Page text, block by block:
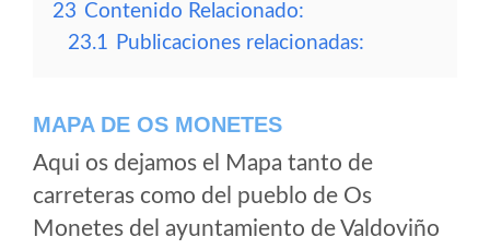
23 Contenido Relacionado:
23.1 Publicaciones relacionadas:
MAPA DE OS MONETES
Aqui os dejamos el Mapa tanto de
carreteras como del pueblo de Os
Monetes del ayuntamiento de Valdoviño